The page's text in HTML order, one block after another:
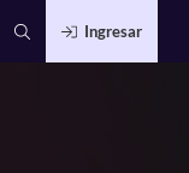
Ingresar